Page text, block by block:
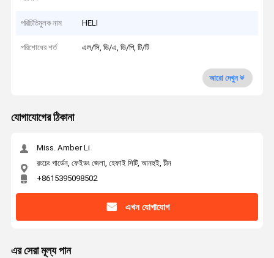
পরিচিতিমুলক নাম HELI
পরিশোধের শর্ত এল/সি, ডি/এ, ডি/পি, টি/টি
আরো দেখুন
যোগাযোগের ঠিকানা
Miss. Amber Li
রংচেং গার্ডেন, ফেইডং জেলা, হেফাই সিটি, আনহুই, চীন
+8615395098502
এখন যোগাযোগ
এর সেরা মূল্য পান